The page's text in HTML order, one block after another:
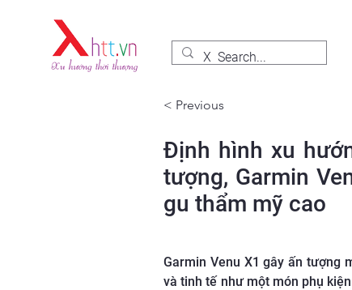
< Previous
Định hình xu
tượng, Garmin
gu thẩm mỹ cao
Garmin Venu X1 gây ấn tượng
và tinh tế như một món phụ